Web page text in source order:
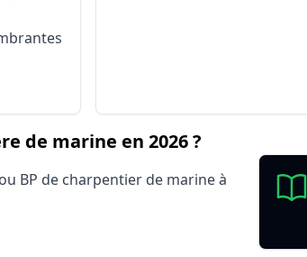
de charges lourdes ou
de marine en 2026 ?
BP de charpentier de marine à